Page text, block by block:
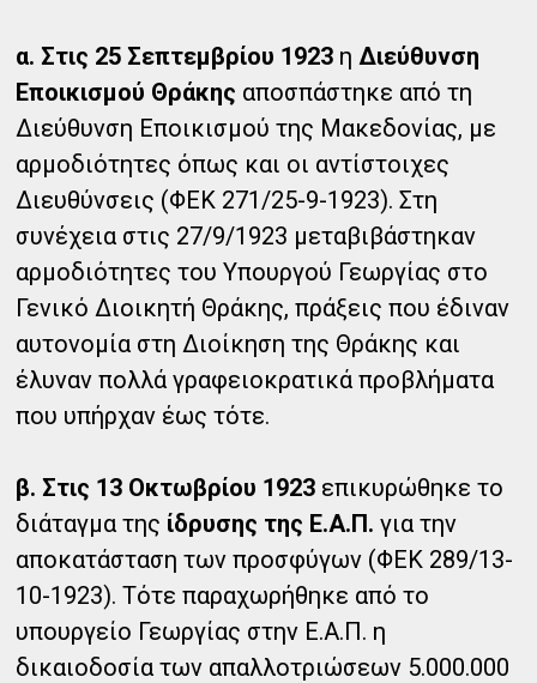
α. Στις 25 Σεπτεμβρίου 1923 η Διεύθυνση
Εποικισμού Θράκης αποσπάστηκε από τη
Διεύθυνση Εποικισμού της Μακεδονίας, με
αρμοδιότητες όπως και οι αντίστοιχες
Διευθύνσεις (ΦΕΚ 271/25-9-1923). Στη
συνέχεια στις 27/9/1923 μεταβιβάστηκαν
αρμοδιότητες του Υπουργού Γεωργίας στο
Γενικό Διοικητή Θράκης, πράξεις που έδιναν
αυτονομία στη Διοίκηση της Θράκης και
έλυναν πολλά γραφειοκρατικά προβλήματα
που υπήρχαν έως τότε.
β. Στις 13 Οκτωβρίου 1923 επικυρώθηκε το
διάταγμα της ίδρυσης της Ε.Α.Π. για την
αποκατάσταση των προσφύγων (ΦΕΚ 289/13-
10-1923). Τότε παραχωρήθηκε από το
υπουργείο Γεωργίας στην Ε.Α.Π. η
δικαιοδοσία των απαλλοτριώσεων 5.000.000